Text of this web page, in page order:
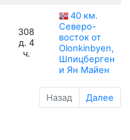
308
д. 4
ч.
40 км.
Северо-
восток от
Olonkinbyen,
Шпицберген
и Ян Майен
Назад Далее